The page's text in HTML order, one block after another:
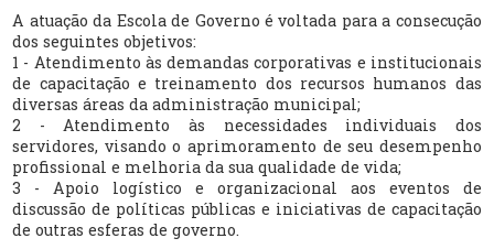
A atuação da Escola de Governo é voltada para a consecução
dos seguintes objetivos:
1 - Atendimento às demandas corporativas e institucionais
de capacitação e treinamento dos recursos humanos das
diversas áreas da administração municipal;
2 - Atendimento às necessidades individuais dos
servidores, visando o aprimoramento de seu desempenho
profissional e melhoria da sua qualidade de vida;
3 - Apoio logístico e organizacional aos eventos de
discussão de políticas públicas e iniciativas de capacitação
de outras esferas de governo.